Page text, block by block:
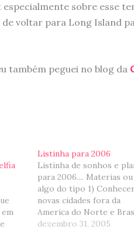
sobre esse
voltar para Long Island
também peguei no blog da
da
Listinha para 2006
Listinha de sonhos e
para 2006.... Materias ou
algo do tipo 1)
novas cidades fora da
America do Norte e
Abril: Fomos para
dezembro 31, 2005